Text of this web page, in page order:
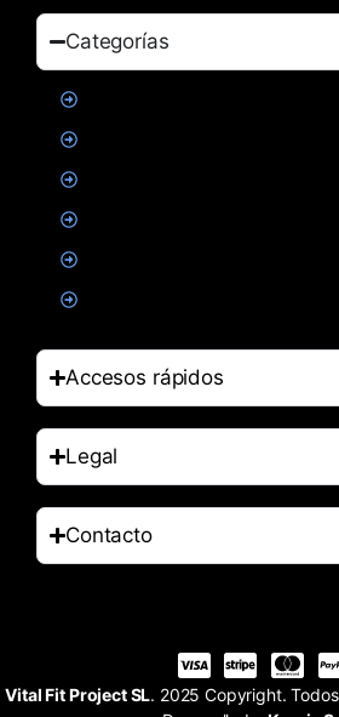
Categorías
Accesos rápidos
Legal
Contacto
Vital Fit Project SL. 2025 Copyright.